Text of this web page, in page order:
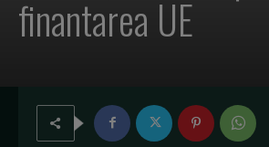
finantarea UE